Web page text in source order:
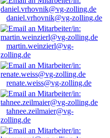
daniel.vrhovnik@vg-zolling.de
martin.weinzierl@vg-
zolling.de
renate.weiss@vg-zolling.de
tahnee.zeilmaier@vg-
zolling.de